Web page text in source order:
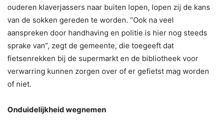
ouderen klaverjassers naar buiten lopen, lopen zij de kans
van de sokken gereden te worden. “Ook na veel
aanspreken door handhaving en politie is hier nog steeds
sprake van”, zegt de gemeente, die toegeeft dat
fietsenrekken bij de supermarkt en de bibliotheek voor
verwarring kunnen zorgen over of er gefietst mag worden
of niet.
Onduidelijkheid wegnemen